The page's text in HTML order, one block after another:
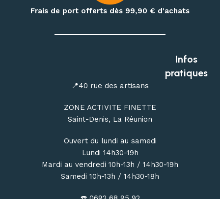
gaz à visser, popotes, couverts, hamacs, moustiquaires,
livraison de votre matériel d’escalade, de canyoning, de
randonnée et de bivouac partout à La Réunion.
Frais de port offerts dès 99,90 € d'achats
Infos
pratiques
📍40 rue des artisans
ZONE ACTIVITE FINETTE
Saint-Denis, La Réunion
Ouvert du lundi au samedi
Lundi 14h30-19h
Mardi au vendredi 10h-13h / 14h30-19h
Samedi 10h-13h / 14h30-18h